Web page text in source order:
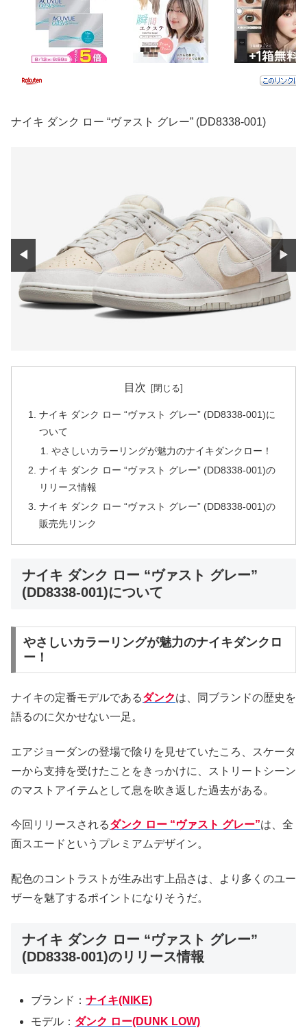
ナイキ ダンク ロー “ヴァスト グレー” (DD8338-001)
◀ ▶
目次
ナイキ ダンク ロー “ヴァスト グレー” (DD8338-001)に
ついて
やさしいカラーリングが魅力のナイキダンクロー！
ナイキ ダンク ロー “ヴァスト グレー” (DD8338-001)の
リリース情報
ナイキ ダンク ロー “ヴァスト グレー” (DD8338-001)の
販売先リンク
ナイキ ダンク ロー “ヴァスト グレー”
(DD8338-001)について
やさしいカラーリングが魅力のナイキダンクロ
ー！
ナイキの定番モデルであるダンクは、同ブランドの歴史を
語るのに欠かせない一足。
エアジョーダンの登場で陰りを見せていたころ、スケータ
ーから支持を受けたことをきっかけに、ストリートシーン
のマストアイテムとして息を吹き返した過去がある。
今回リリースされるダンク ロー “ヴァスト グレー”は、全
面スエードというプレミアムデザイン。
配色のコントラストが生み出す上品さは、より多くのユー
ザーを魅了するポイントになりそうだ。
ナイキ ダンク ロー “ヴァスト グレー”
(DD8338-001)のリリース情報
ブランド：ナイキ(NIKE)
モデル： ダンク ロー(DUNK LOW)